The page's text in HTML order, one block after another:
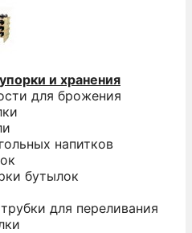
и хранения
для брожения
напитков
бутылок
для переливания